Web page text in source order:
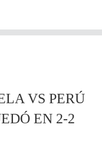
VS PERÚ
EN 2-2